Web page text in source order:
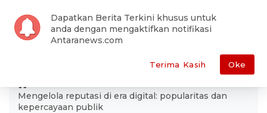
Mengelola reputasi di era digital: popularitas dan
kepercayaan publik
Dapatkan Berita Terkini khusus untuk
anda dengan mengaktifkan notifikasi
Antaranews.com
Oke
Terima Kasih